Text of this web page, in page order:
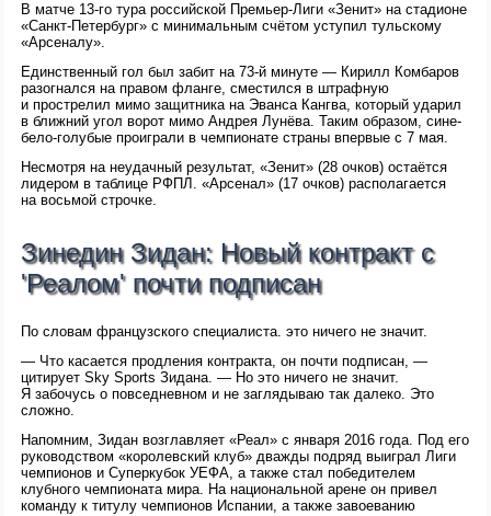
В матче 13-го тура российской Премьер-Лиги «Зенит» на стадионе
«Санкт-Петербург» с минимальным счётом уступил тульскому
«Арсеналу».
Единственный гол был забит на 73-й минуте — Кирилл Комбаров
разогнался на правом фланге, сместился в штрафную
и прострелил мимо защитника на Эванса Кангва, который ударил
в ближний угол ворот мимо Андрея Лунёва. Таким образом, сине-
бело-голубые проиграли в чемпионате страны впервые с 7 мая.
Несмотря на неудачный результат, «Зенит» (28 очков) остаётся
лидером в таблице РФПЛ. «Арсенал» (17 очков) располагается
на восьмой строчке.
Зинедин Зидан: Новый контракт с
'Реалом' почти подписан
По словам французского специалиста. это ничего не значит.
— Что касается продления контракта, он почти подписан, —
цитирует Sky Sports Зидана. — Но это ничего не значит.
Я забочусь о повседневном и не заглядываю так далеко. Это
сложно.
Напомним, Зидан возглавляет «Реал» с января 2016 года. Под его
руководством «королевский клуб» дважды подряд выиграл Лиги
чемпионов и Суперкубок УЕФА, а также стал победителем
клубного чемпионата мира. На национальной арене он привел
команду к титулу чемпионов Испании, а также завоеванию